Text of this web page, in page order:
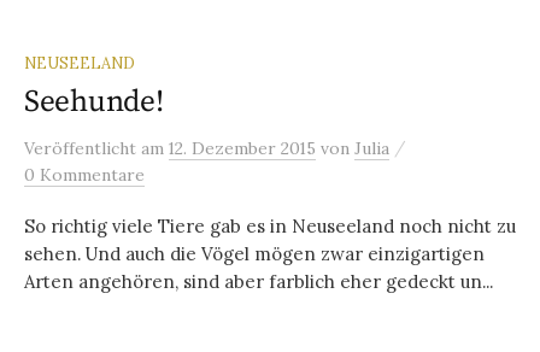
NEUSEELAND
Seehunde!
Veröffentlicht am 12. Dezember 2015 von Julia /
0 Kommentare
So richtig viele Tiere gab es in Neuseeland noch nicht zu
sehen. Und auch die Vögel mögen zwar einzigartigen
Arten angehören, sind aber farblich eher gedeckt un...